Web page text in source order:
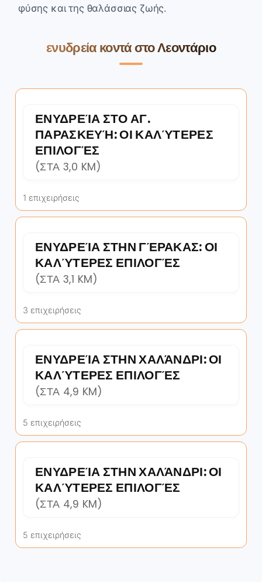
φύσης και της θαλάσσιας ζωής.
ενυδρεία κοντά στο Λεοντάριο
ΕΝΥΔΡΕΊΑ ΣΤΟ ΑΓ.
ΠΑΡΑΣΚΕΥΉ: ΟΙ ΚΑΛΎΤΕΡΕΣ
ΕΠΙΛΟΓΈΣ
(ΣΤΑ 3,0 KM)
1 επιχειρήσεις
ΕΝΥΔΡΕΊΑ ΣΤΗΝ ΓΈΡΑΚΑΣ: ΟΙ
ΚΑΛΎΤΕΡΕΣ ΕΠΙΛΟΓΈΣ
(ΣΤΑ 3,1 KM)
3 επιχειρήσεις
ΕΝΥΔΡΕΊΑ ΣΤΗΝ ΧΑΛΆΝΔΡΙ: ΟΙ
ΚΑΛΎΤΕΡΕΣ ΕΠΙΛΟΓΈΣ
(ΣΤΑ 4,9 KM)
5 επιχειρήσεις
ΕΝΥΔΡΕΊΑ ΣΤΗΝ ΧΑΛΆΝΔΡΙ: ΟΙ
ΚΑΛΎΤΕΡΕΣ ΕΠΙΛΟΓΈΣ
(ΣΤΑ 4,9 KM)
5 επιχειρήσεις